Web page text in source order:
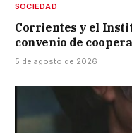
SOCIEDAD
Corrientes y el
convenio de
5 de agosto de 2026